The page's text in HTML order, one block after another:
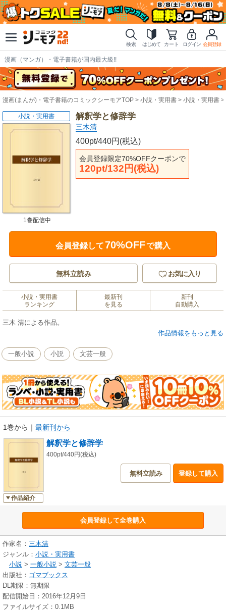
検索 はじめて カート ログイン 会員登録
漫画（マンガ）・電子書籍が国内最大級!!
漫画(まんが)・電子書籍のコミックシーモアTOP 小説・実用書 小説・実用書
解釈学と修辞学
三木清
400pt/440円(税込)
会員登録限定70%OFFクーポンで
120pt/132円(税込)
小説・実用書
1巻配信中
会員登録して70%OFFで購入
無料立読み お気に入り
小説・実用書
ランキング
最新刊
を見る
新刊
自動購入
三木 清による作品。
作品情報をもっと見る
一般小説 小説 文芸一般
1巻から ｜ 最新刊から
作品紹介
解釈学と修辞学
400pt/440円(税込)
無料立読み 登録して購入
会員登録して全巻購入
作家名： 三木清
ジャンル： 小説・実用書
小説 > 一般小説 > 文芸一般
出版社： ゴマブックス
DL期限：無期限
配信開始日：2016年12月9日
ファイルサイズ：0.1MB